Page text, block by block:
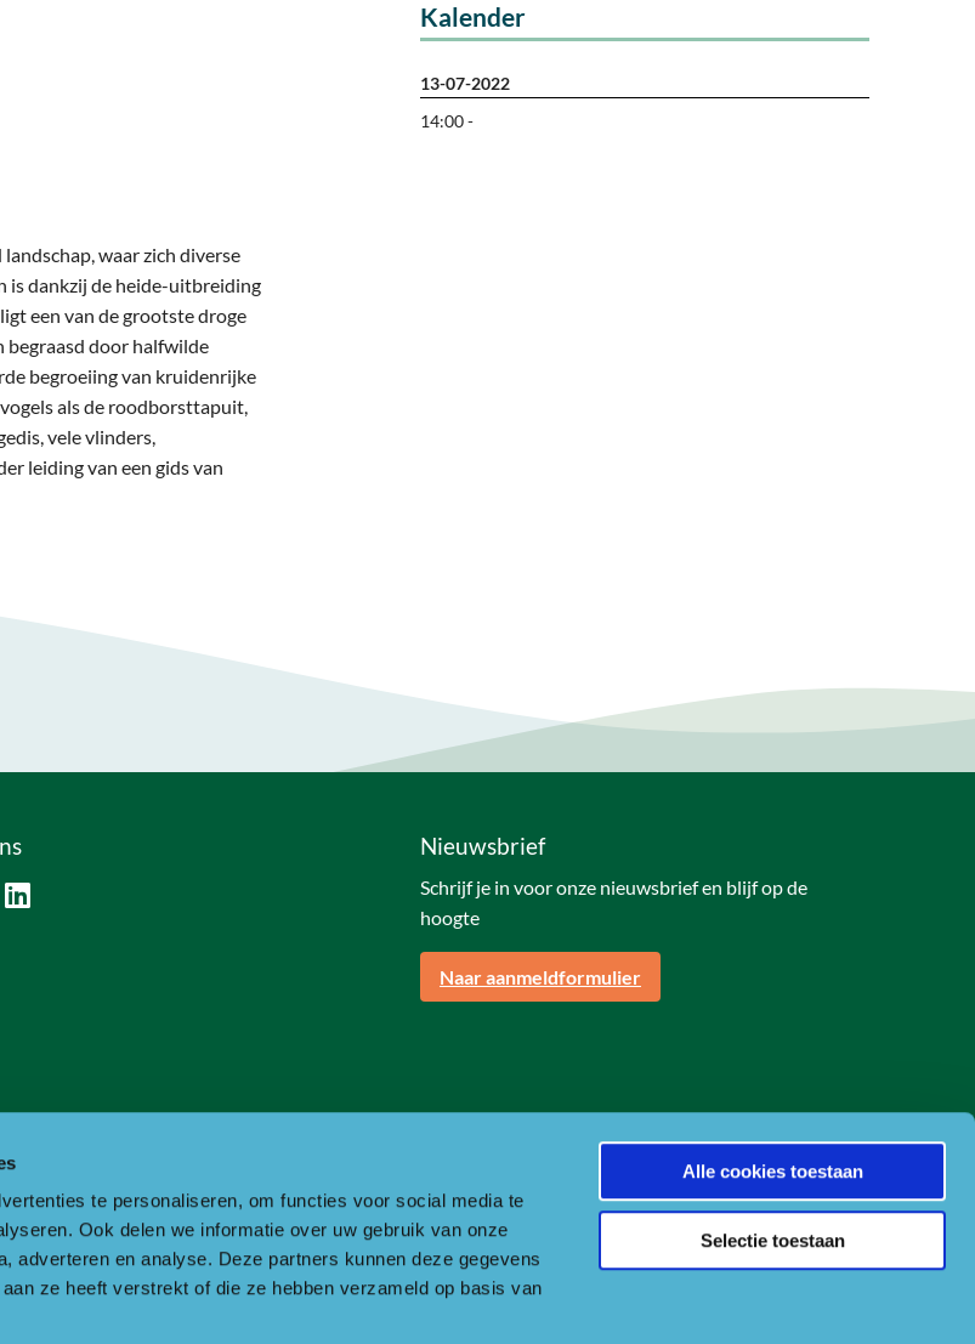
te personaliseren, om functies voor social media te
Ook delen we informatie over uw gebruik van onze
adverteren en analyse. Deze partners kunnen deze gegevens
ze heeft verstrekt of die ze hebben verzameld op basis van
Alle cookies toestaan
Selectie toestaan
waar zich diverse
is dankzij de heide-uitbreiding
een van de grootste droge
begraasd door halfwilde
begroeiing van kruidenrijke
als de roodborsttapuit,
vele vlinders,
leiding van een gids van
Kalender
13-07-2022
14:00 -
Nieuwsbrief
Schrijf je in voor onze nieuwsbrief en blijf op de
hoogte
Naar aanmeldformulier